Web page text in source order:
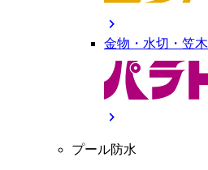
chevron_right
金物・水切・笠木
chevron_right
プール防水